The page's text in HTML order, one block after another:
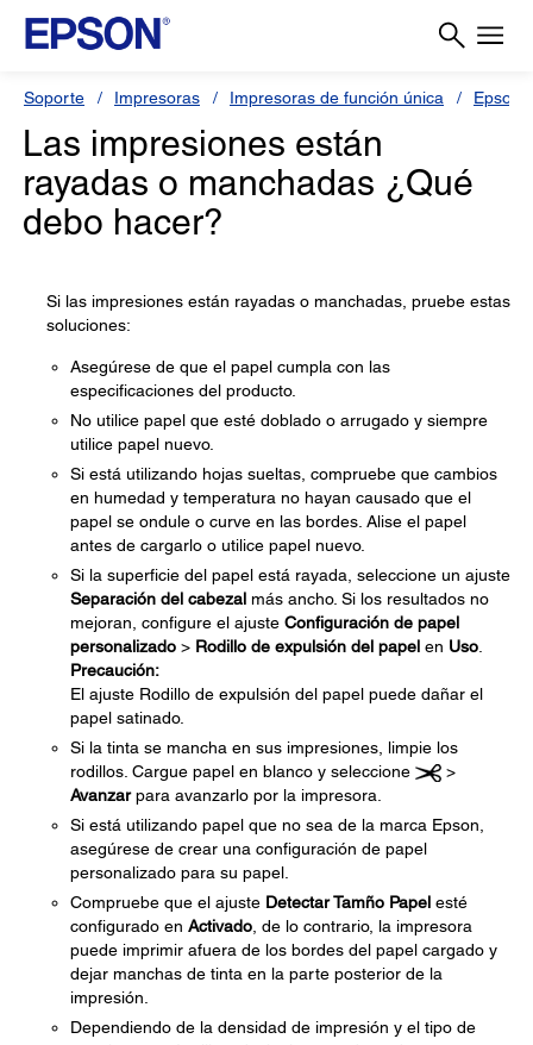
Soporte Impresoras Impresoras de función única Epson
Las impresiones están
rayadas o manchadas ¿Qué
debo hacer?
Si las impresiones están rayadas o manchadas, pruebe estas
soluciones:
Asegúrese de que el papel cumpla con las
especificaciones del producto.
No utilice papel que esté doblado o arrugado y siempre
utilice papel nuevo.
Si está utilizando hojas sueltas, compruebe que cambios
en humedad y temperatura no hayan causado que el
papel se ondule o curve en las bordes. Alise el papel
antes de cargarlo o utilice papel nuevo.
Si la superficie del papel está rayada, seleccione un ajuste
Separación del cabezal más ancho. Si los resultados no
mejoran, configure el ajuste Configuración de papel
personalizado > Rodillo de expulsión del papel en Uso
Precaución:
El ajuste Rodillo de expulsión del papel puede dañar el
papel satinado.
Si la tinta se mancha en sus impresiones, limpie los
rodillos. Cargue papel en blanco y seleccione
>
Avanzarpara avanzarlo por la impresora.
Si está utilizando papel que no sea de la marca Epson,
asegúrese de crear una configuración de papel
personalizado para su papel.
Compruebe que el ajuste Detectar Tamño Papel esté
configurado en Activado , de lo contrario, la impresora
puede imprimir afuera de los bordes del papel cargado y
dejar manchas de tinta en la parte posterior de la
impresión.
Dependiendo de la densidad de impresión y el tipo de